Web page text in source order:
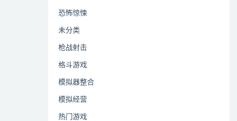
恐怖惊悚
未分类
枪战射击
格斗游戏
模拟器整合
模拟经营
热门游戏